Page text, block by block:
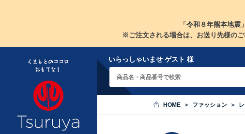
「令和８年熊本地
※ご注文される場合は、お送り先様の
いらっしゃいませ ゲスト 様
HOME ファッション